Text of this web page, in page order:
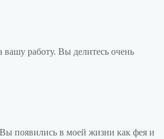
вашу работу. Вы делитесь очень
Вы появились в моей жизни как фея и